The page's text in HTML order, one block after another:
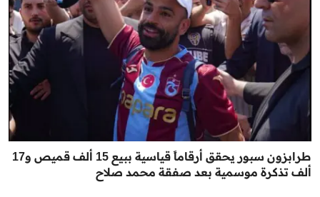
طرابزون سبور يحقق أرقاماً قياسية ببيع 15 ألف قميص و17
ألف تذكرة موسمية بعد صفقة محمد صلاح